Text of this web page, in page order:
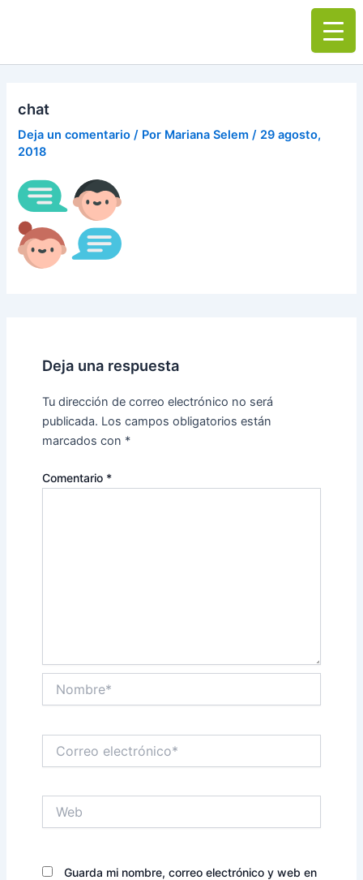
Main
chat
Deja un comentario / Por Mariana Selem/ 29 agosto,
2018
Deja una respuesta
Tu dirección de correo electrónico no será
publicada. Los campos obligatorios están
marcados con *
Comentario *
electrónico*
Guarda mi nombre, correo electrónico y web en